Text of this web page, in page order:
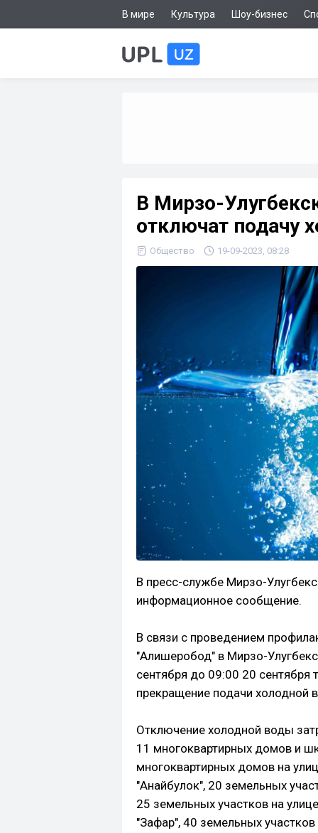
В мире Культура Шоу-бизнес
В Мирзо-
отключат подачу
Общество 19-09-2023, 08:28
В пресс-службе Мирзо-
информационное сообщение.
В связи с проведением
"Алишеробод" в Мирзо-
сентября до 09:00 20 сентября
прекращение подачи холодной
Отключение холодной воды
11 многоквартирных домов и
многоквартирных домов на
"Анайбулок", 20 земельных
25 земельных участков на
"Зафар", 40 земельных